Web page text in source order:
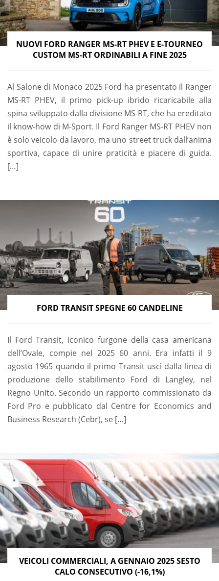
NUOVI FORD RANGER MS-RT PHEV E E-TOURNEO
CUSTOM MS-RT ORDINABILI A FINE 2025
Al Salone di Monaco 2025 Ford ha presentato il Ranger
MS-RT PHEV, il primo pick-up ibrido ricaricabile alla
spina sviluppato dalla divisione MS-RT, che ha ereditato
il know-how di M-Sport. Il Ford Ranger MS-RT PHEV non
è solo veicolo da lavoro, ma uno street truck dall’anima
sportiva, capace di unire praticità e piacere di guida.
[…]
FORD TRANSIT SPEGNE 60 CANDELINE
Il Ford Transit, iconico furgone della casa americana
dell’Ovale, compie nel 2025 60 anni. Era infatti il 9
agosto 1965 quando il primo Transit uscì dalla linea di
produzione dello stabilimento Ford di Langley, nel
Regno Unito. Secondo un rapporto commissionato da
Ford Pro e pubblicato dal Centre for Economics and
Business Research (Cebr), se […]
VEICOLI COMMERCIALI, A GENNAIO 2025 SESTO
CALO CONSECUTIVO (-16,1%)